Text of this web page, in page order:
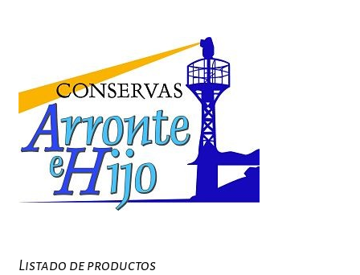
Listado de productos